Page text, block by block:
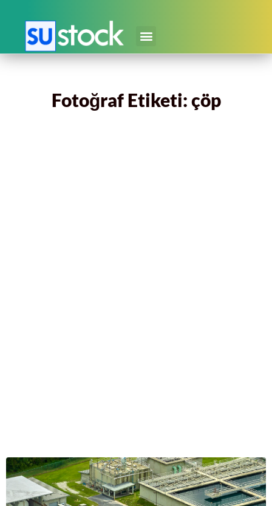
Fotoğraf Etiketi: çöp